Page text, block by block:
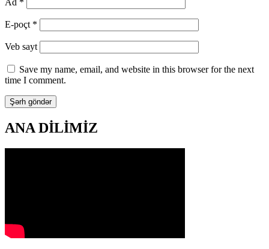
Ad *
E-poçt *
Veb sayt
Save my name, email, and website in this browser for the next
time I comment.
ANA DİLİMİZ